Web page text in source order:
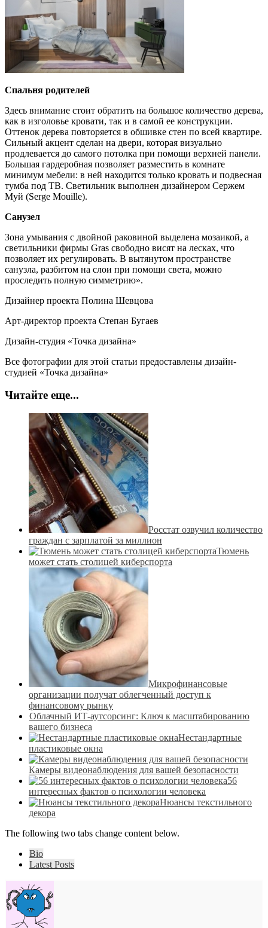
Спальня родителей
Здесь внимание стоит обратить на большое количество дерева,
как в изголовье кровати, так и в самой ее конструкции.
Оттенок дерева повторяется в обшивке стен по всей квартире.
Сильный акцент сделан на двери, которая визуально
продлевается до самого потолка при помощи верхней панели.
Большая гардеробная позволяет разместить в комнате
минимум мебели: в ней находится только кровать и подвесная
тумба под ТВ. Светильник выполнен дизайнером Сержем
Муй (Serge Mouille).
Санузел
Зона умывания с двойной раковиной выделена мозаикой, а
светильники фирмы Gras свободно висят на лесках, что
позволяет их регулировать. В вытянутом пространстве
санузла, разбитом на слои при помощи света, можно
проследить полную симметрию».
Дизайнер проекта Полина Шевцова
Арт-директор проекта Степан Бугаев
Дизайн-студия «Точка дизайна»
Все фотографии для этой статьи предоставлены дизайн-
студией «Точка дизайна»
Читайте еще...
Росстат озвучил количество
граждан с зарплатой за миллион
Тюмень
может стать столицей киберспорта
Микрофинансовые
организации получат облегченный доступ к
финансовому рынку
Облачный ИТ-аутсорсинг: Ключ к масштабированию
вашего бизнеса
Нестандартные
пластиковые окна
Камеры видеонаблюдения для вашей безопасности
56
интересных фактов о психологии человека
Нюансы текстильного
декора
The following two tabs change content below.
Bio
Latest Posts